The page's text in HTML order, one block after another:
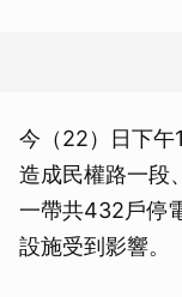
今（22）日下午
造成民權路一段
一帶共432戶停
設施受到影響。